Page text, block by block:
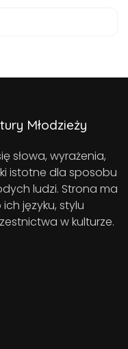
Młodzieży
słowa, wyrażenia,
istotne dla sposobu
ludzi. Strona ma
języku, stylu
w kulturze.